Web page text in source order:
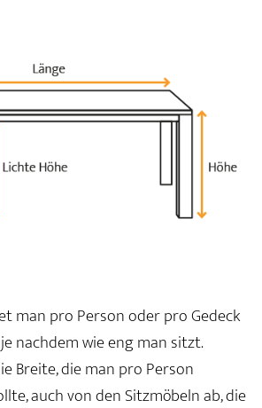
man pro Person oder pro Gedeck
nachdem wie eng man sitzt.
Breite, die man pro Person
auch von den Sitzmöbeln ab, die